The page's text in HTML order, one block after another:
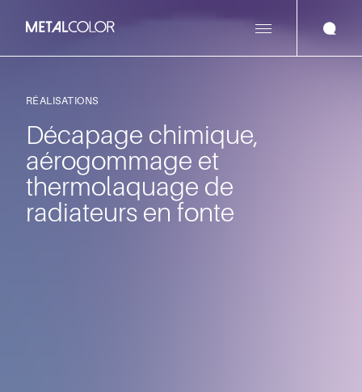
RÉALISATIONS
Décapage chimique,
aérogommage et
thermolaquage de
radiateurs en fonte